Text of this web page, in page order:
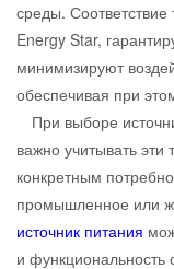
среды. Соответствие
Energy Star,
минимизируют
обеспечивая при
При выборе
важно учитывать эти
конкретным
промышленное или
источник питания
и функциональность